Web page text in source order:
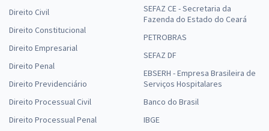
Direito Civil
Direito Constitucional
Direito Empresarial
Direito Penal
Direito Previdenciário
Direito Processual Civil
Direito Processual Penal
SEFAZ CE - Secretaria da
Fazenda do Estado do Ceará
PETROBRAS
SEFAZ DF
EBSERH - Empresa Brasileira de
Serviços Hospitalares
Banco do Brasil
IBGE